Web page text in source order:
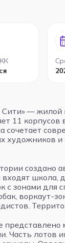
Сити» — жилой
11 корпусов
сочетает
художников
создано
входят школа,
с зонами для
воркаут-
Часть лотов